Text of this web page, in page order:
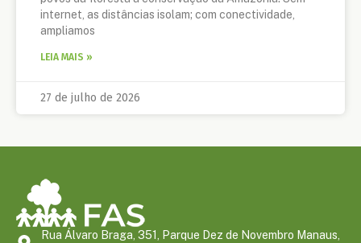
internet, as distâncias isolam; com conectividade,
ampliamos
LEIA MAIS »
27 de julho de 2026
Rua Álvaro Braga, 351, Parque Dez de Novembro Manaus,